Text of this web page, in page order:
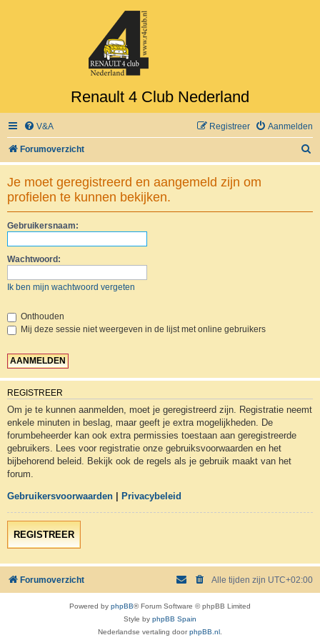
Renault 4 Club Nederland
V&A Aanmelden
Registreer
Forumoverzicht
o
Je moet geregistreerd en aangemeld zijn om
profielen te kunnen bekijken.
Gebruikersnaam:
Wachtwoord:
Ik ben mijn wachtwoord vergeten
Onthouden
Mij deze sessie niet weergeven in de lijst met online gebruikers
REGISTREER
Om je te kunnen aanmelden, moet je geregistreerd zijn. Registratie neemt
enkele minuten in beslag, maar geeft je extra mogelijkheden. De
forumbeheerder kan ook extra permissies toestaan aan geregistreerde
gebruikers. Lees voor registratie onze gebruiksvoorwaarden en het
bijbehorend beleid. Bekijk ook de regels als je gebruik maakt van het
forum.
Gebruikersvoorwaarden Privacybeleid
REGISTREER
Forumoverzicht Alle tijden zijn UTC+02:00
Powered by phpBB® Forum Software © phpBB Limited
Style by phpBB Spain
Nederlandse vertaling doorphpBB.nl .